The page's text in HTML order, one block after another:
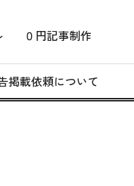
０円記事制作
掲載依頼について